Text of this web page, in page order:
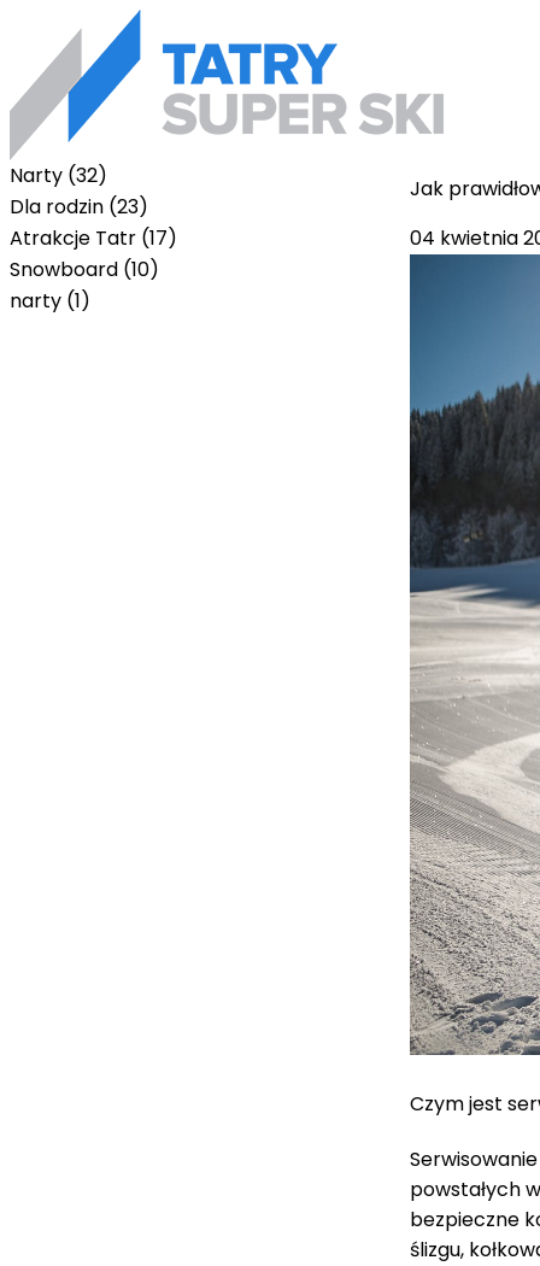
Narty (32)
Dla rodzin (23)
Atrakcje Tatr (17)
Snowboard (10)
narty (1)
Jak
04 kwietnia
Czym jest
powstałych
bezpieczne
ślizgu,